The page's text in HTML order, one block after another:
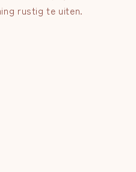
rustig te uiten.